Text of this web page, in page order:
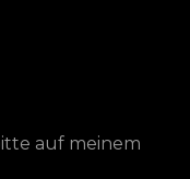
auf meinem